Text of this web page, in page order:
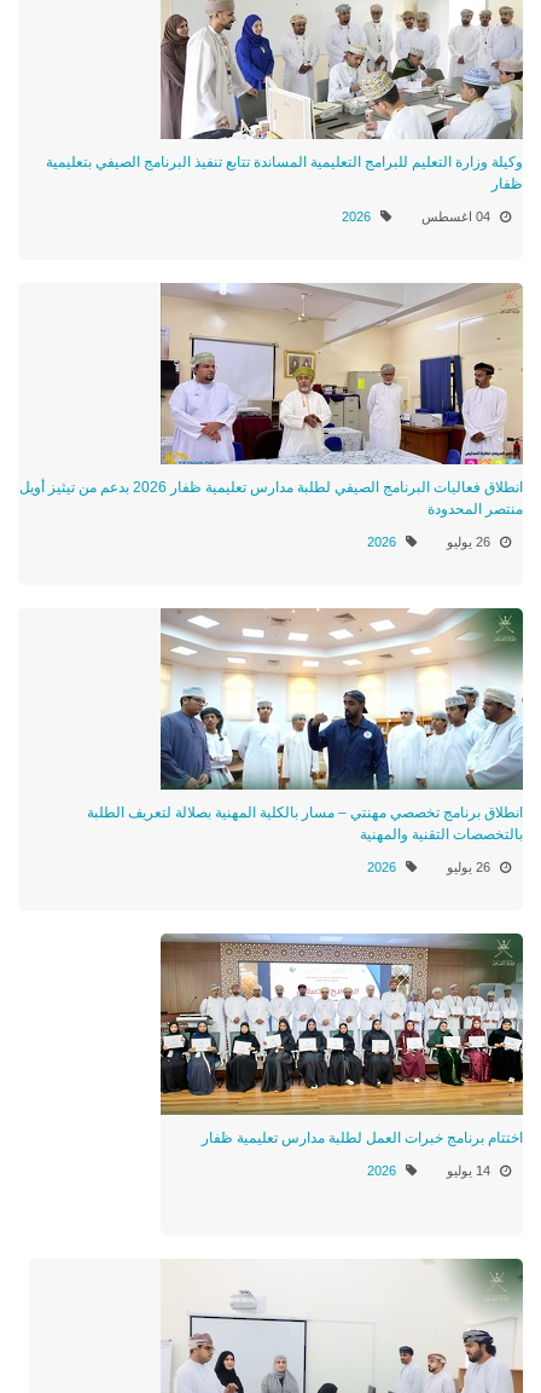
وكيلة وزارة التعليم للبرامج التعليمية المساندة تتابع تنفيذ البرنامج الصيفي بتعليمية
ظفار
04 اغسطس 2026
انطلاق فعاليات البرنامج الصيفي لطلبة مدارس تعليمية ظفار 2026 بدعم من تيثيز أويل
منتصر المحدودة
26 يوليو 2026
انطلاق برنامج تخصصي مهنتي – مسار بالكلية المهنية بصلالة لتعريف الطلبة
بالتخصصات التقنية والمهنية
26 يوليو 2026
اختتام برنامج خبرات العمل لطلبة مدارس تعليمية ظفار
14 يوليو 2026